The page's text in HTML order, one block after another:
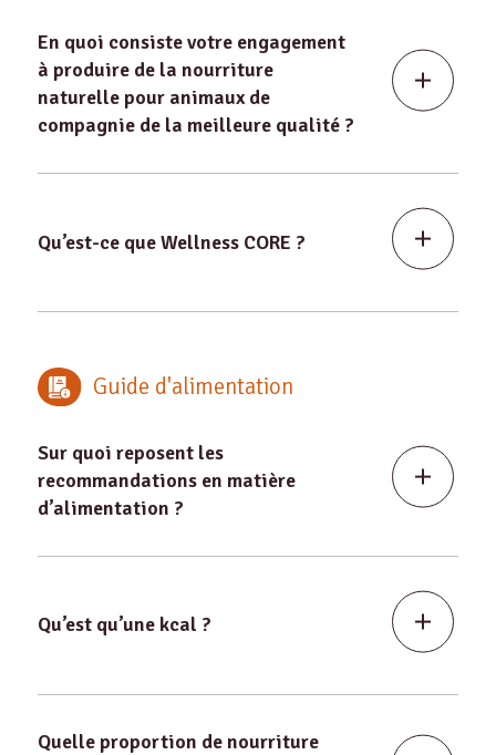
En quoi consiste votre engagement
à produire de la nourriture
naturelle pour animaux de
compagnie de la meilleure qualité ?
Qu’est-ce que Wellness CORE ?
Guide d'alimentation
Sur quoi reposent les
recommandations en matière
d’alimentation ?
Qu’est qu’une kcal ?
Quelle proportion de nourriture